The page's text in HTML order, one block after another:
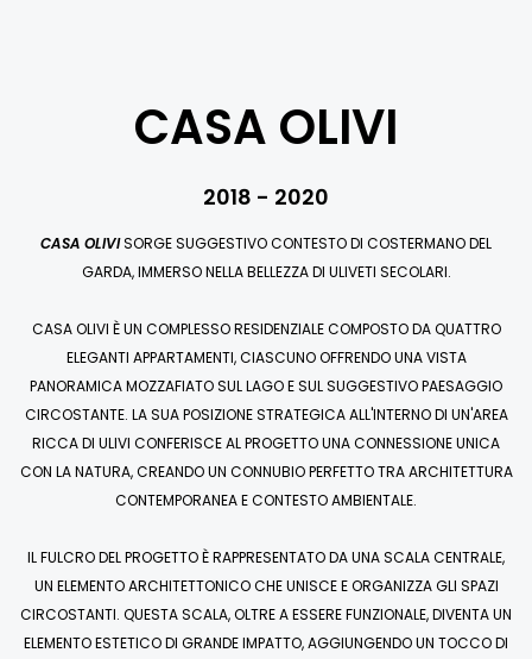
CASA OLIVI
2018 - 2020
CASA OLIVISORGE SUGGESTIVO CONTESTO DI COSTERMANO DEL
GARDA, IMMERSO NELLA BELLEZZA DI ULIVETI SECOLARI.
CASA OLIVI È UN COMPLESSO RESIDENZIALE COMPOSTO DA QUATTRO
ELEGANTI APPARTAMENTI, CIASCUNO OFFRENDO UNA VISTA
PANORAMICA MOZZAFIATO SUL LAGO E SUL SUGGESTIVO PAESAGGIO
CIRCOSTANTE. LA SUA POSIZIONE STRATEGICA ALL'INTERNO DI UN'AREA
RICCA DI ULIVI CONFERISCE AL PROGETTO UNA CONNESSIONE UNICA
CON LA NATURA, CREANDO UN CONNUBIO PERFETTO TRA ARCHITETTURA
CONTEMPORANEA E CONTESTO AMBIENTALE.
IL FULCRO DEL PROGETTO È RAPPRESENTATO DA UNA SCALA CENTRALE,
UN ELEMENTO ARCHITETTONICO CHE UNISCE E ORGANIZZA GLI SPAZI
CIRCOSTANTI. QUESTA SCALA, OLTRE A ESSERE FUNZIONALE, DIVENTA UN
ELEMENTO ESTETICO DI GRANDE IMPATTO, AGGIUNGENDO UN TOCCO DI